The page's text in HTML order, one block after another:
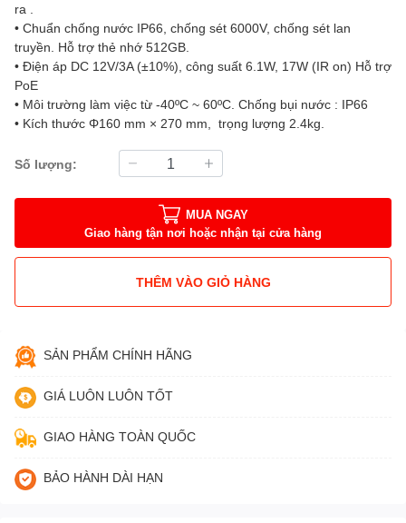
ra .
• Chuẩn chống nước IP66, chống sét 6000V, chống sét lan
truyền. Hỗ trợ thẻ nhớ 512GB.
• Điện áp DC 12V/3A (±10%), công suất 6.1W, 17W (IR on) Hỗ trợ
PoE
• Môi trường làm việc từ -40ºC ~ 60ºC. Chống bụi nước : IP66
• Kích thước Φ160 mm × 270 mm, trọng lượng 2.4kg.
Số lượng:
MUA NGAY
Giao hàng tận nơi hoặc nhận tại cửa hàng
THÊM VÀO GIỎ HÀNG
SẢN PHẨM CHÍNH HÃNG
GIÁ LUÔN LUÔN TỐT
GIAO HÀNG TOÀN QUỐC
BẢO HÀNH DÀI HẠN